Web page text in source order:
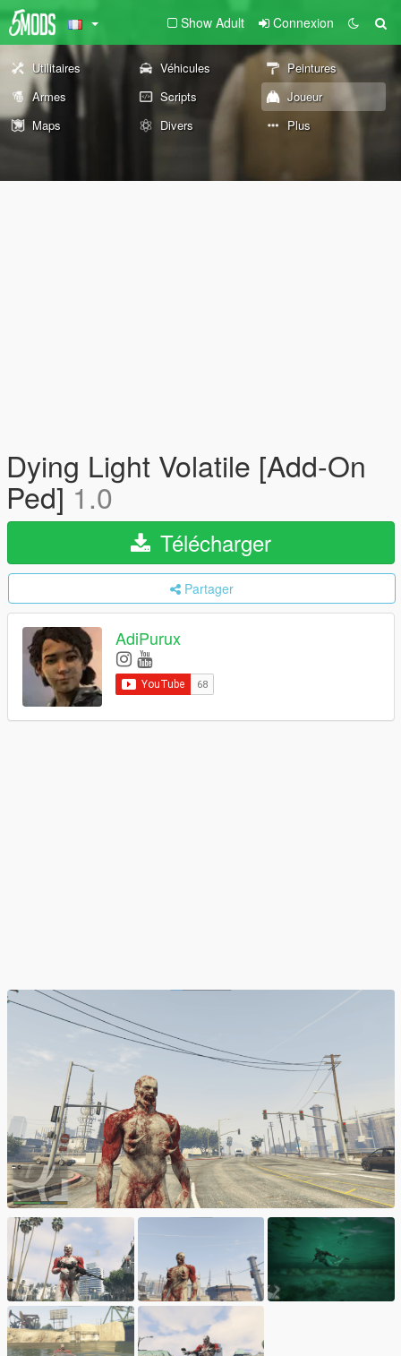
Show Adult Connexion
Utilitaires Véhicules
Peintures
Armes
Scripts
Joueur
Maps
Divers Plus
Dying Light Volatile [Add-On
Ped]1.0
Télécharger
Partager
AdiPurux